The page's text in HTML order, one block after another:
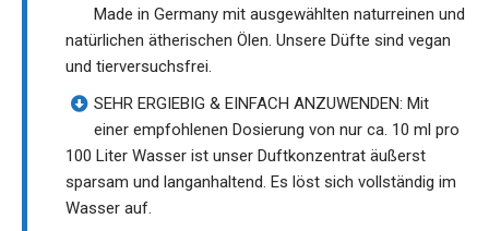
Made in Germany mit ausgewählten naturreinen und
natürlichen ätherischen Ölen. Unsere Düfte sind vegan
und tierversuchsfrei.
SEHR ERGIEBIG & EINFACH ANZUWENDEN: Mit
einer empfohlenen Dosierung von nur ca. 10 ml pro
100 Liter Wasser ist unser Duftkonzentrat äußerst
sparsam und langanhaltend. Es löst sich vollständig im
Wasser auf.